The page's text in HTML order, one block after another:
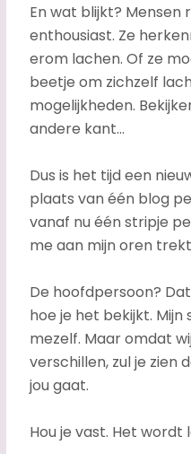
En wat blijkt? Mensen
enthousiast. Ze
erom lachen. Of ze
beetje om zichzelf
mogelijkheden.
andere kant…
Dus is het tijd een
plaats van één blog
vanaf nu één stripje
me aan mijn oren
De hoofdpersoon?
hoe je het bekijkt.
mezelf. Maar omdat
verschillen, zul je zien
jou gaat.
Hou je vast. Het wordt